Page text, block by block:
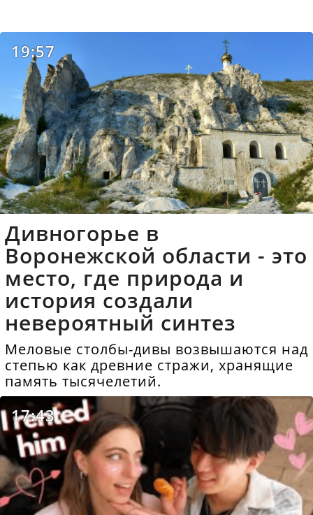
19:57
Дивногорье в
Воронежской области - это
место, где природа и
история создали
невероятный синтез
Меловые столбы-дивы возвышаются над
степью как древние стражи, хранящие
память тысячелетий.
17:43